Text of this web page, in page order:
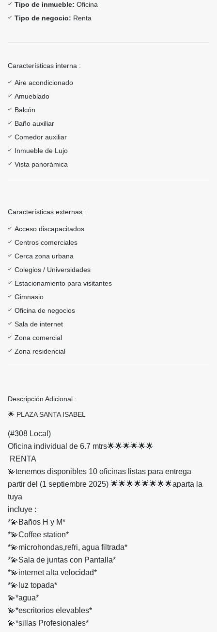
Tipo de inmueble: Oficina
Tipo de negocio: Renta
Características interna :
Aire acondicionado
Amueblado
Balcón
Baño auxiliar
Comedor auxiliar
Inmueble de Lujo
Vista panorámica
Características externas :
Acceso discapacitados
Centros comerciales
Cerca zona urbana
Colegios / Universidades
Estacionamiento para visitantes
Gimnasio
Oficina de negocios
Sala de internet
Zona comercial
Zona residencial
Descripción Adicional :
🌟 PLAZA SANTA ISABEL
(#308 Local)
Oficina individual de 6.7 mtrs🌟🌟🌟🌟🌟🌟
RENTA
💫tenemos disponibles 10 oficinas listas para entrega
partir del (1 septiembre 2025) 🌟🌟🌟🌟🌟🌟🌟🌟aparta la
tuya
incluye :
*💫Baños H y M*
*💫Coffee station*
*💫microhondas,refri, agua filtrada*
*💫Sala de juntas con Pantalla*
*💫internet alta velocidad*
*💫luz topada*
💫*agua*
💫*escritorios elevables*
💫*sillas Profesionales*